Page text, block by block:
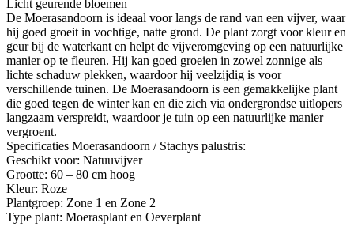
Licht geurende bloemen
De Moerasandoorn is ideaal voor langs de rand van een vijver, waar
hij goed groeit in vochtige, natte grond. De plant zorgt voor kleur en
geur bij de waterkant en helpt de vijveromgeving op een natuurlijke
manier op te fleuren. Hij kan goed groeien in zowel zonnige als
lichte schaduw plekken, waardoor hij veelzijdig is voor
verschillende tuinen. De Moerasandoorn is een gemakkelijke plant
die goed tegen de winter kan en die zich via ondergrondse uitlopers
langzaam verspreidt, waardoor je tuin op een natuurlijke manier
vergroent.
Specificaties Moerasandoorn / Stachys palustris:
Geschikt voor: Natuuvijver
Grootte: 60 – 80 cm hoog
Kleur: Roze
Plantgroep: Zone 1 en Zone 2
Type plant: Moerasplant en Oeverplant